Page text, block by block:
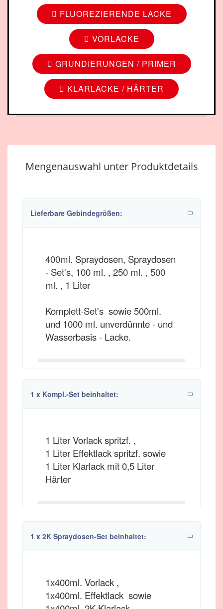
FLUOREZIERENDE LACKE
VORLACKE
GRUNDIERUNGEN / PRIMER
KLARLACKE / HÄRTER
Mengenauswahl unter Produktdetails
Lieferbare Gebindegrößen:
400ml. Spraydosen, Spraydosen
- Set's, 100 ml. , 250 ml. , 500
ml. , 1 Liter
Komplett-Set's sowie 500ml.
und 1000 ml. unverdünnte - und
Wasserbasis - Lacke.
1 x Kompl.-Set beinhaltet:
1 Liter Vorlack spritzf. ,
1 Liter Effektlack spritzf. sowie
1 Liter Klarlack mit 0,5 Liter
Härter
1 x 2K Spraydosen-Set beinhaltet:
1x400ml. Vorlack ,
1x400ml. Effektlack sowie